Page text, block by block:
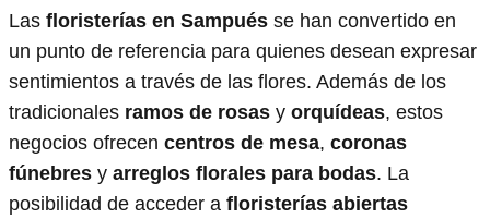
Las floristerías en Sampués se han convertido en
un punto de referencia para quienes desean expresar
sentimientos a través de las flores. Además de los
tradicionales ramos de rosas y orquídeas, estos
negocios ofrecen centros de mesa, coronas
fúnebres y arreglos florales para bodas. La
posibilidad de acceder a floristerías abiertas